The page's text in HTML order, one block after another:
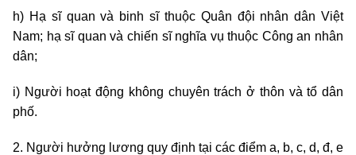
h) Hạ sĩ quan và binh sĩ thuộc Quân đội nhân dân Việt
Nam; hạ sĩ quan và chiến sĩ nghĩa vụ thuộc Công an nhân
dân;
i) Người hoạt động không chuyên trách ở thôn và tổ dân
phố.
2. Người hưởng lương quy định tại các điểm a, b, c, d, đ, e